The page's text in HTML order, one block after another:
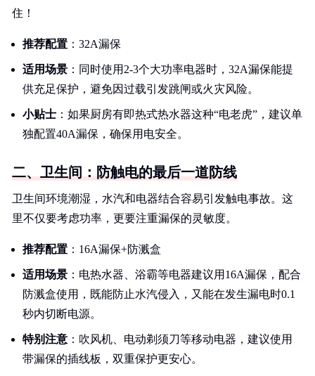
住！
推荐配置 ：32A漏保
适用场景 ：同时使用2-3个大功率电器时，32A漏保能提
供充足保护，避免因过载引发跳闸或火灾风险。
小贴士 ：如果厨房有即热式热水器这种“电老虎”，建议单
独配置40A漏保，确保用电安全。
二、卫生间：防触电的最后一道防线
卫生间环境潮湿，水汽和电器结合容易引发触电事故。这
里不仅要考虑功率，更要注重漏保的灵敏度。
推荐配置 ：16A漏保+防溅盒
适用场景 ：电热水器、浴霸等电器建议用16A漏保，配合
防溅盒使用，既能防止水汽侵入，又能在发生漏电时0.1
秒内切断电源。
特别注意 ：吹风机、电动剃须刀等移动电器，建议使用
带漏保的插线板，双重保护更安心。